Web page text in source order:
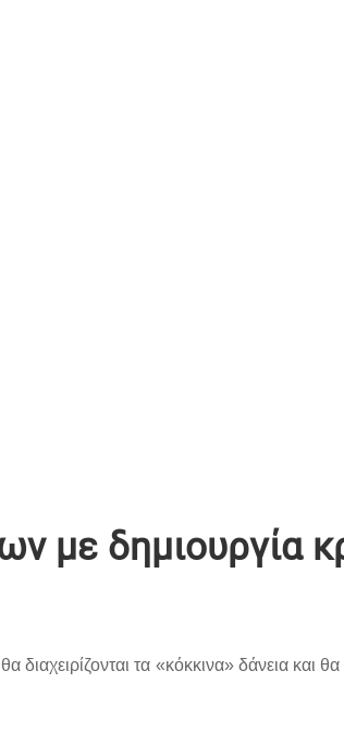
με δημιουργία
τα «κόκκινα» δάνεια και θα